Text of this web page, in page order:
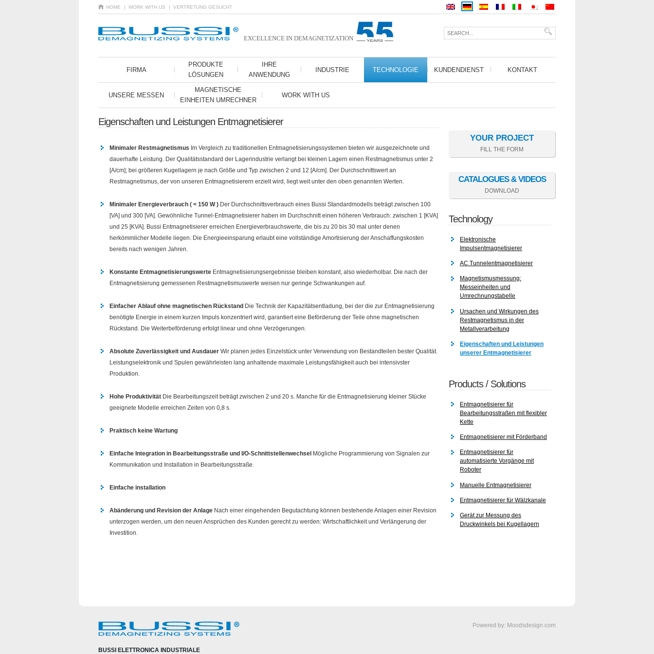
EXCELLENCE IN DEMAGNETIZATION
FIRMA
PRODUKTE
LÖSUNGEN
IHRE
ANWENDUNG
INDUSTRIE TECHNOLOGIE KUNDENDIENST KONTAKT
UNSERE MESSEN
MAGNETISCHE
EINHEITEN UMRECHNER
WORK WITH US
HOME | VERTRETUNG GESUCHT
| WORK WITH US
Eigenschaften und Leistungen Entmagnetisierer
Minimaler Restmagnetismus Im Vergleich zu traditionellen Entmagnetisierungssystemen bieten wir ausgezeichnete und
dauerhafte Leistung. Der Qualitätsstandard der Lagerindustrie verlangt bei kleinen Lagern einen Restmagnetismus unter 2
[A/cm]; bei größeren Kugellagern je nach Größe und Typ zwischen 2 und 12 [A/cm]. Der Durchschnittswert an
Restmagnetismus, der von unseren Entmagnetisierern erzielt wird, liegt weit unter den oben genannten Werten.
Minimaler Energieverbrauch ( < 150 W ) Der Durchschnittsverbrauch eines Bussi Standardmodells beträgt zwischen 100
[VA] und 300 [VA]. Gewöhnliche Tunnel-Entmagnetisierer haben im Durchschnitt einen höheren Verbrauch: zwischen 1 [KVA]
und 25 [KVA]. Bussi Entmagnetisierer erreichen Energieverbrauchswerte, die bis zu 20 bis 30 mal unter denen
herkömmlicher Modelle liegen. Die Energieeinsparung erlaubt eine vollständige Amortisierung der Anschaffungskosten
bereits nach wenigen Jahren.
Konstante Entmagnetisierungswerte Entmagnetisierungsergebnisse bleiben konstant, also wiederholbar. Die nach der
Entmagnetisierung gemessenen Restmagnetismuswerte weisen nur geringe Schwankungen auf.
Einfacher Ablauf ohne magnetischen Rückstand Die Technik der Kapazitätsentladung, bei der die zur Entmagnetisierung
benötigte Energie in einem kurzen Impuls konzentriert wird, garantiert eine Beförderung der Teile ohne magnetischen
Rückstand. Die Weiterbeförderung erfolgt linear und ohne Verzögerungen.
Absolute Zuverlässigkeit und Ausdauer Wir planen jedes Einzelstück unter Verwendung von Bestandteilen bester Qualität.
Leistungselektronik und Spulen gewährleisten lang anhaltende maximale Leistungsfähigkeit auch bei intensivster
Produktion.
Hohe Produktivität Die Bearbeitungszeit beträgt zwischen 2 und 20 s. Manche für die Entmagnetisierung kleiner Stücke
geeignete Modelle erreichen Zeiten von 0,8 s.
Praktisch keine Wartung
Einfache Integration in Bearbeitungsstraße und I/O-Schnittstellenwechsel Mögliche Programmierung von Signalen zur
Kommunikation und Installation in Bearbeitungsstraße.
Einfache installation
Abänderung und Revision der Anlage Nach einer eingehenden Begutachtung können bestehende Anlagen einer Revision
unterzogen werden, um den neuen Ansprüchen des Kunden gerecht zu werden: Wirtschaftlichkeit und Verlängerung der
Investition.
YOUR PROJECT
FILL THE FORM
CATALOGUES & VIDEOS
DOWNLOAD
Technology
Elektronische
Impulsentmagnetisierer
AC Tunnelentmagnetisierer
Magnetismusmessung:
Messeinheiten und
Umrechnungstabelle
Ursachen und Wirkungen des
Restmagnetismus in der
Metallverarbeitung
Eigenschaften und Leistungen
unserer Entmagnetisierer
Products / Solutions
Entmagnetisierer für
Bearbeitungsstraßen mit flexibler
Kette
Entmagnetisierer mit Förderband
Entmagnetisierer für
automatisierte Vorgänge mit
Roboter
Manuelle Entmagnetisierer
Entmagnetisierer für Wälzkanale
Gerät zur Messung des
Druckwinkels bei Kugellagern
BUSSI ELETTRONICA INDUSTRIALE
Powered by: Moodsdesign.com